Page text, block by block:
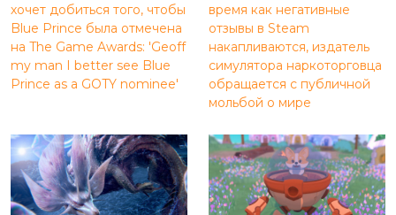
хочет добиться того, чтобы
Blue Prince была отмечена
на The Game Awards: 'Geoff
my man I better see Blue
Prince as a GOTY nominee'
время как негативные
отзывы в Steam
накапливаются, издатель
симулятора наркоторговца
обращается с публичной
мольбой о мире